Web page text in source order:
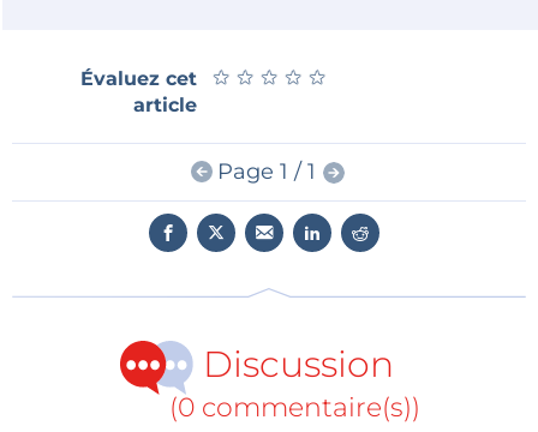
Évaluez cet
article
★ ★ ★ ★ ★
★ ★ ★ ★ ★
Page 1 / 1
Discussion
(0 commentaire(s))